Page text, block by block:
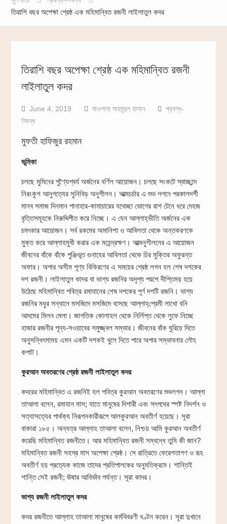
তিরাশি বছর অপেক্ষা শ্রেষ্ঠ এক মহিমান্বিত রজনী লাইলাতুল কদর
তিরাশি বছর অপেক্ষা শ্রেষ্ঠ এক মহিমান্বিত রজনী
লাইলাতুল কদর
June 4, 2019 মাওলানা মাহমূদুল হাসান
প্রবন্ধ-
নিবন্ধ
মুফতী হাফিজুর রহমান
ভূমিকা
চলছে মুমিনের পুণ্যৈশ্বর্য অর্জনের বর্ণিল আয়োজন। চলছে সংকটে স্বাচ্ছন্দে
নিরংকুশ আনুগত্যের সুনিবিড় অনুশীলন। আত্মচর্চার এ শুভ লগনে পরকালদর্শী
মানব সমাজ দিনমান পানাহার-কামাচারের যথেচ্ছা ভোগের রাশ টেনে ধরে দেহজ
বৃত্তিসমূহকে নিরুদ্দিপীত করে নিচ্ছে। এ যেন আল্লাহ্‌ভীতি অর্জনের এক
চমৎকার আয়োজন। সর্ব রকমের অমানিশা ও আবিলতা থেকে অন্তকরণকে
মুক্ত করে আল্লাহমুখী করার এক মহেন্দ্রক্ষণ। আত্মনুশীলনের এ আয়োজন
জীবনের বাঁকে বাঁকে পুঞ্জিভূত গুনাহের আবিলতা থেকে চির মুক্তির অফুরন্ত
অফার। অপার অসীম পূণ্য বিকিরণের এ সময়ের শ্রেষ্ঠ লগন হল শেষ দশকের
দশ রজনী। লাইলাতুল কাদর বা ভাগ্য রজনির অদৃশ্য পরশে দীপ্তিময় হয়ে
উঠেছে মহিমান্বিত পবিত্র রমাযানের শেষ দশকের পূর্ণ দশটি রজনি। ভাগ্য
রজনির মধুর সন্ধানে মসজিদে মসজিদে বসেছে আল্লাহ্‌প্রেমী লাখো বনি
আদমের মিলন মেলা। জাগতিক কোলাহল থেকে নির্লিপ্ত থেকে লুফে নিচ্ছে
হাজার রজনীর পূন্য-সওয়াবের সমুজ্জ্বল সম্ভার। জীবনের বাঁক ঘুরিয়ে দিতে
অনুসন্ধিৎসাময় এমন একটি দশকই খুলে দিতে পারে অপার সম্ভাবনার লৌহ
কপাট।
কুরআন অবতরণের শ্রেষ্ঠ রজনী লাইলাতুল কদর
কদরের মহিমান্বিত এ রজনিই হল পবিত্র কুরআন অবতরণের শুভলগন। আল্লা
তাআলা বলেন, রমাযান মাস; যাতে মানুষের দিশারী এবং সৎপথের স্পষ্ট নিদর্শন ও
সত্যাসত্যের পার্থক্য নিরূপনকারীরূপে আলকুরআন অবতীর্ণ হয়েছে। সূরা
বাকারা ১৮৫। অন্যত্র আল্লাহ তাআলা বলেন, নিশ্চয় আমি কুরআন অবতীর্ণ
করেছি মহিমান্বিত রজনীতে। আর মহিমান্বিত রজনী সম্বন্ধে তুমি কী জান?
মহিমান্বিত রজনী সহস্র মাস অপেক্ষা শ্রেষ্ঠ। সে রাত্রিতে ফেরেশতাগণ ও রূহ
অবতীর্ণ হয় প্রত্যেক কাজে তাদের প্রতিপালকের অনুমতিক্রমে। শান্তিই
শান্তি সেই রজনী; ঊষার আবির্ভাব পর্যন্ত। সূরা কাদর।
ভাগ্য রজনী লাইলাতুল কদর
কদর রজনীতে আল্লাহ তাআলা মানুষের কর্মবিবরণী বণ্টন করেন। সূরা দুখানে